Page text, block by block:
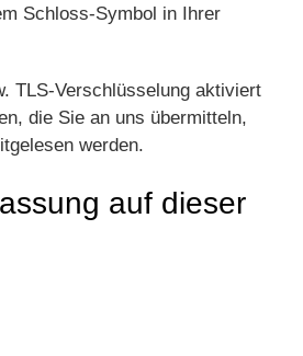
Schloss-Symbol in Ihrer
TLS-Verschlüsselung aktiviert
die Sie an uns übermitteln,
werden.
auf dieser